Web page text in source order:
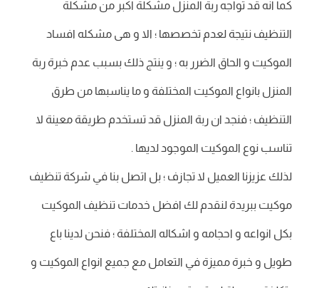
كما انه قد تواجه ربة المنزل مشكلة اكبر من مشكلة
التنظيف نتيجة لعدم تخصصها ؛ الا و هى مشكله افساد
الموكيت و الحاق الضرر به ؛ و ينتج ذلك بسبب عدم خبرة ربة
المنزل بانواع الموكيت المختلفة و ما يناسبها من طرق
التنظيف ؛ فنجد ان ربة المنزل قد تستخدم طريقة معينة لا
تناسب نوع الموكيت الموجود لديها .
لذلك عزيزنا العميل لا تجازف ؛ بل اتصل بنا في شركة تنظيف
موكيت ببريدة لنقدم لك افضل خدمات تنظيف الموكيت
بكل انواعه و احجامه و اشكاله المختلفة ؛ فنحن لدينا باع
طويل و خبرة مميزة في التعامل مع جميع انواع الموكيت و